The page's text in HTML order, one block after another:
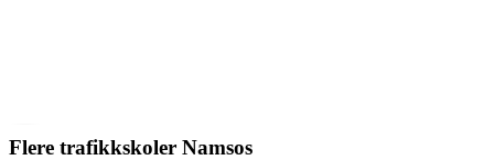
Flere trafikkskoler Namsos